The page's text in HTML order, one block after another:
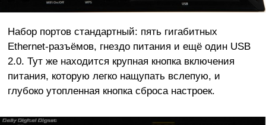
Набор портов стандартный: пять гигабитных
Ethernet-разъёмов, гнездо питания и ещё один USB
2.0. Тут же находится крупная кнопка включения
питания, которую легко нащупать вслепую, и
глубоко утопленная кнопка сброса настроек.